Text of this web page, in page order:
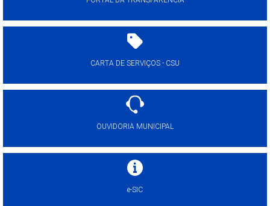
CARTA DE SERVIÇOS - CSU
OUVIDORIA MUNICIPAL
e-SIC